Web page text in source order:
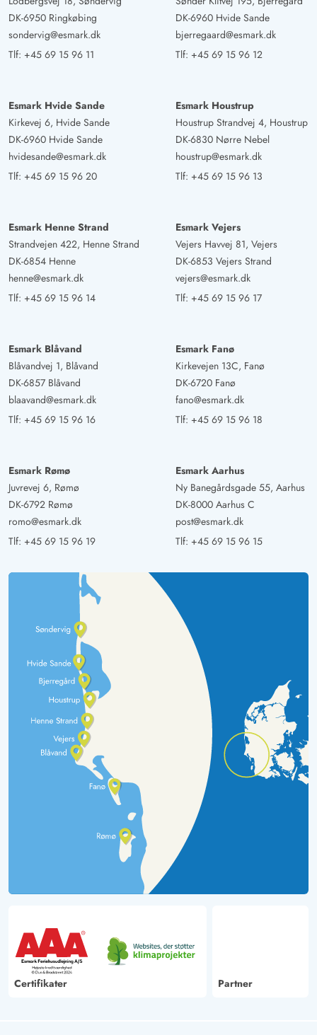
DK-6950 Ringkøbing
sondervig@esmark.dk
Tlf: +45 69 15 96 11
DK-6960 Hvide Sande
bjerregaard@esmark.dk
Tlf: +45 69 15 96 12
Esmark Hvide Sande
Kirkevej 6, Hvide Sande
DK-6960 Hvide Sande
hvidesande@esmark.dk
Tlf: +45 69 15 96 20
Esmark Houstrup
Houstrup Strandvej 4, Houstrup
DK-6830 Nørre Nebel
houstrup@esmark.dk
Tlf: +45 69 15 96 13
Esmark Henne Strand
Strandvejen 422, Henne Strand
DK-6854 Henne
henne@esmark.dk
Tlf: +45 69 15 96 14
Esmark Vejers
Vejers Havvej 81, Vejers
DK-6853 Vejers Strand
vejers@esmark.dk
Tlf: +45 69 15 96 17
Esmark Blåvand
Blåvandvej 1, Blåvand
DK-6857 Blåvand
blaavand@esmark.dk
Tlf: +45 69 15 96 16
Esmark Fanø
Kirkevejen 13C, Fanø
DK-6720 Fanø
fano@esmark.dk
Tlf: +45 69 15 96 18
Esmark Rømø
Juvrevej 6, Rømø
DK-6792 Rømø
romo@esmark.dk
Tlf: +45 69 15 96 19
Esmark Aarhus
Ny Banegårdsgade 55, Aarhus
DK-8000 Aarhus C
post@esmark.dk
Tlf: +45 69 15 96 15
Certifikater Partner